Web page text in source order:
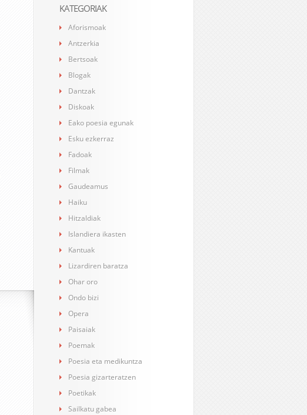
KATEGORIAK
Aforismoak
Antzerkia
Bertsoak
Blogak
Dantzak
Diskoak
Eako poesia egunak
Esku ezkerraz
Fadoak
Filmak
Gaudeamus
Haiku
Hitzaldiak
Islandiera ikasten
Kantuak
Lizardiren baratza
Ohar oro
Ondo bizi
Opera
Paisaiak
Poemak
Poesia eta medikuntza
Poesia gizarteratzen
Poetikak
Sailkatu gabea